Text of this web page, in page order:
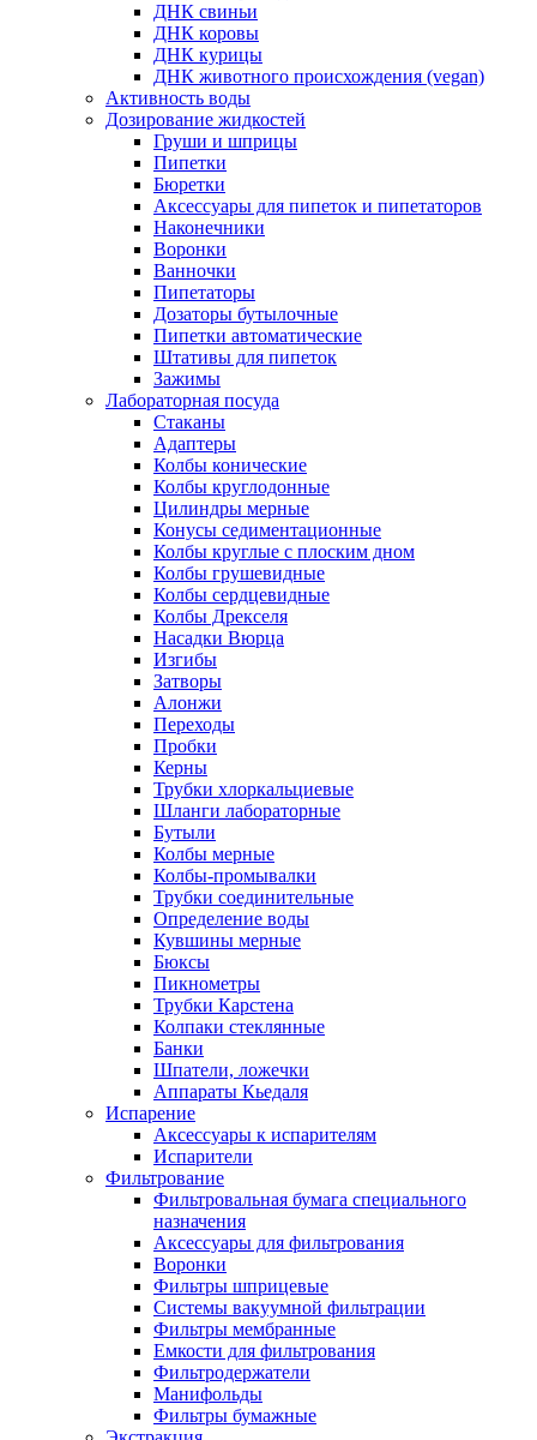
ДНК свиньи
ДНК коровы
ДНК курицы
ДНК животного происхождения (vegan)
Активность воды
Дозирование жидкостей
Груши и шприцы
Пипетки
Бюретки
Аксессуары для пипеток и пипетаторов
Наконечники
Воронки
Ванночки
Пипетаторы
Дозаторы бутылочные
Пипетки автоматические
Штативы для пипеток
Зажимы
Лабораторная посуда
Стаканы
Адаптеры
Колбы конические
Колбы круглодонные
Цилиндры мерные
Конусы седиментационные
Колбы круглые с плоским дном
Колбы грушевидные
Колбы сердцевидные
Колбы Дрекселя
Насадки Вюрца
Изгибы
Затворы
Алонжи
Переходы
Пробки
Керны
Трубки хлоркальциевые
Шланги лабораторные
Бутыли
Колбы мерные
Колбы-промывалки
Трубки соединительные
Определение воды
Кувшины мерные
Бюксы
Пикнометры
Трубки Карстена
Колпаки стеклянные
Банки
Шпатели, ложечки
Аппараты Кьедаля
Испарение
Аксессуары к испарителям
Испарители
Фильтрование
Фильтровальная бумага специального
назначения
Аксессуары для фильтрования
Воронки
Фильтры шприцевые
Системы вакуумной фильтрации
Фильтры мембранные
Емкости для фильтрования
Фильтродержатели
Манифольды
Фильтры бумажные